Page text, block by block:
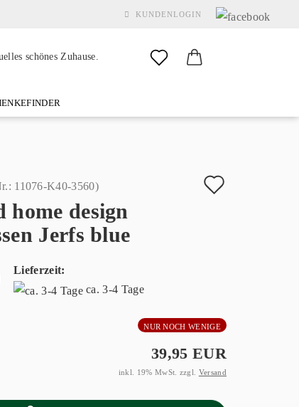
KUNDENLOGIN
erstellen
schönes Zuhause.
11076-K40-3560)
home design
Jerfs blue
Lieferzeit:
ca. 3-4 Tage
NUR NOCH WENIGE
39,95 EUR
inkl. 19% MwSt. zzgl. Versand